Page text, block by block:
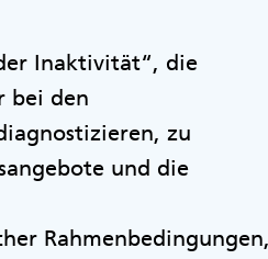
Inaktivität“, die
bei den
zu
und die